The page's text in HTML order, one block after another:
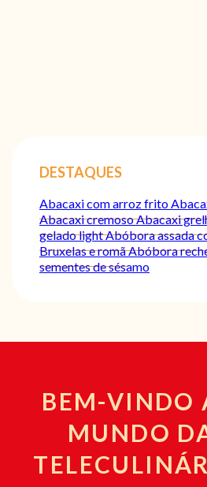
DESTAQUES
Abacaxi com arroz frito
Abacaxi cremosoAbacaxi
gelado lightAbóbora assada
Bruxelas e romãAbóbora
sementes de sésamo
BEM-VINDO
MUNDO